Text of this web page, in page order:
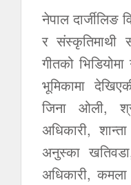
नेपाल
र संस्कृतिमाथी
गीतको
भूमिकामा
जिना ओली,
अधिकारी,
अनुस्का
अधिकारी,